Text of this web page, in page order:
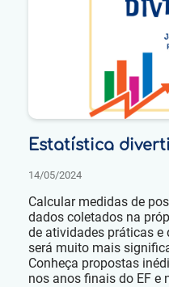
Estatística
14/05/2024
Calcular medidas de
dados coletados na
de atividades práticas
será muito mais
Conheça propostas
nos anos finais do EF e